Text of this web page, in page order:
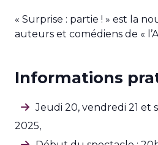
« Surprise : partie ! » est la
auteurs et comédiens de «
Informations
Jeudi 20, vendredi 21 et
2025,